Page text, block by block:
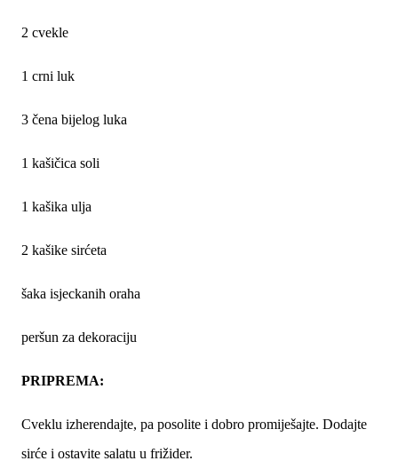
2 cvekle
1 crni luk
3 čena bijelog luka
1 kašičica soli
1 kašika ulja
2 kašike sirćeta
šaka isjeckanih oraha
peršun za dekoraciju
PRIPREMA:
Cveklu izherendajte, pa posolite i dobro promiješajte. Dodajte
sirće i ostavite salatu u frižider.